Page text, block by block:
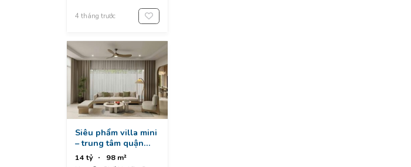
Da Nang, Vietnam
4 tháng trước
Siêu phẩm villa mini
– trung tâm quận
sơn trà – gần biển
14 tỷ
98 m²